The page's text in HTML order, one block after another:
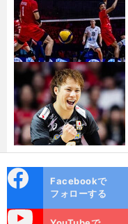
ok
Facebookで
フォローする